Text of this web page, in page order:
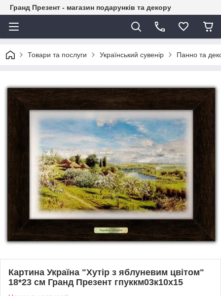
Гранд Презент - магазин подарунків та декору
Товари та послуги Український сувенір Панно та
Картина Україна "Хутір з яблуневим цвітом"
18*23 см Гранд Презент гпуккм03к10х15